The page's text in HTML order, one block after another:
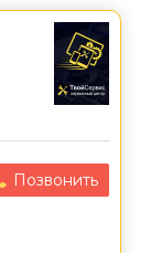
Позвонить